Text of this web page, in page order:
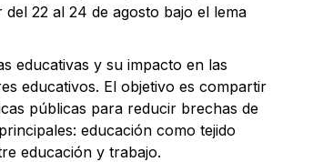
22 al 24 de agosto bajo el lema
educativas y su impacto en las
educativos. El objetivo es compartir
públicas para reducir brechas de
educación como tejido
educación y trabajo.